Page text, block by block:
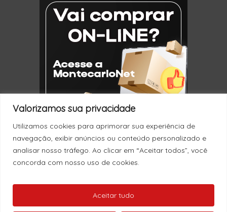
Valorizamos sua privacidade
Utilizamos cookies para aprimorar sua experiência de
navegação, exibir anúncios ou conteúdo personalizado e
analisar nosso tráfego. Ao clicar em “Aceitar todos”, você
concorda com nosso uso de cookies.
Aceitar tudo